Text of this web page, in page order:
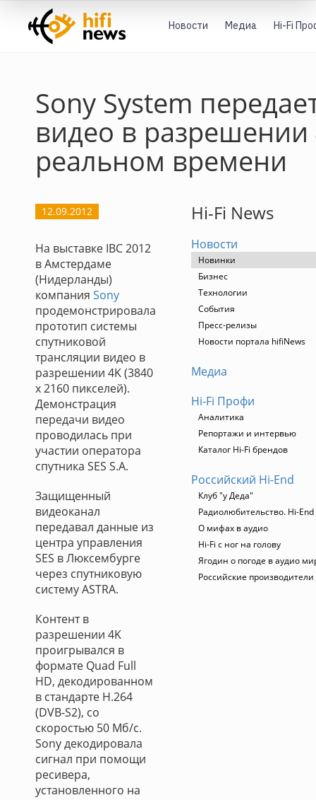
Новости Медиа Hi-Fi
Sony System
видео в разрешении
реальном времени
12.09.2012
На выставке IBC 2012
в Амстердаме
(Нидерланды)
компания Sony
продемонстрировала
прототип системы
спутниковой
трансляции видео в
разрешении 4K (3840
x 2160 пикселей).
Демонстрация
передачи видео
проводилась при
участии оператора
спутника SES S.A.
Защищенный
видеоканал
передавал данные из
центра управления
SES в Люксембурге
через спутниковую
систему ASTRA.
Контент в
разрешении 4K
проигрывался в
формате Quad Full
HD, декодированном
в стандарте H.264
(DVB-S2), со
скоростью 50 Мб/с.
Sony декодировала
сигнал при помощи
ресивера,
установленного на
Hi-Fi News
Новости
Новинки
Бизнес
Технологии
События
Пресс-релизы
Новости портала hifiNews
Медиа
Hi-Fi Профи
Аналитика
Репортажи и интервью
Каталог Hi-Fi брендов
Российский Hi-End
Клуб "у Деда"
Радиолюбительство. Hi-End
О мифах в аудио
Hi-Fi с ног на голову
Ягодин о погоде в аудио
Российские производители